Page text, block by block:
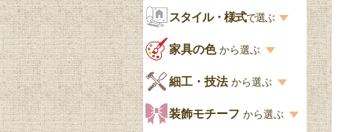
収納家具
書棚
デスクおしゃれ
食器棚おしゃれ
お部屋から選ぶ一覧
リビング
キッチン・ダイニング
スタイル・様式で選ぶ
スタイル一覧
英国アンティーク
英国クラシック
家具の色から選ぶ
家具の色一覧
カスタード色
細工・技法 から選ぶ
細工・技法の一覧
装飾モチーフ から選ぶ